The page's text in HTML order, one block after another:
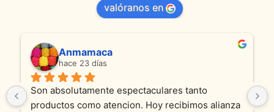
valóranos en
Anmamaca
hace 23 días
Son absolutamente espectaculares tanto
productos como atencion. Hoy recibimos alianza